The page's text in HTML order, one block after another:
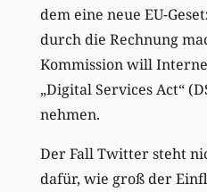
dem eine neue EU-
durch die Rechnung
Kommission will
„Digital Services Act“
nehmen.
Der Fall Twitter steht
dafür, wie groß der